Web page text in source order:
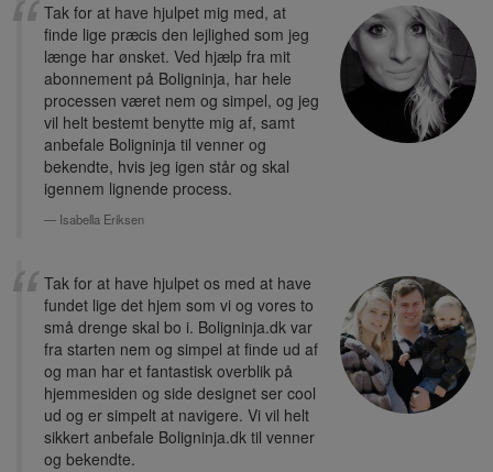
Tak for at have hjulpet mig med, at
finde lige præcis den lejlighed som jeg
længe har ønsket. Ved hjælp fra mit
abonnement på Boligninja, har hele
processen været nem og simpel, og jeg
vil helt bestemt benytte mig af, samt
anbefale Boligninja til venner og
bekendte, hvis jeg igen står og skal
igennem lignende process.
Isabella Eriksen
Tak for at have hjulpet os med at have
fundet lige det hjem som vi og vores to
små drenge skal bo i. Boligninja.dk var
fra starten nem og simpel at finde ud af
og man har et fantastisk overblik på
hjemmesiden og side designet ser cool
ud og er simpelt at navigere. Vi vil helt
sikkert anbefale Boligninja.dk til venner
og bekendte.